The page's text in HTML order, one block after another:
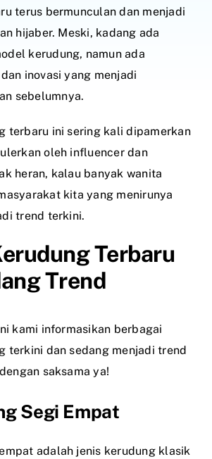
terus bermunculan dan menjadi
hijaber. Meski, kadang ada
kerudung, namun ada
inovasi yang menjadi
sebelumnya.
terbaru ini sering kali dipamerkan
oleh influencer dan
heran, kalau banyak wanita
kita yang menirunya
trend terkini.
Terbaru
Trend
kami informasikan berbagai
terkini dan sedang menjadi trend
saksama ya!
Segi Empat
adalah jenis kerudung klasik